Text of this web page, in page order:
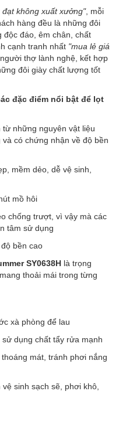
không xuất xưởng", mỗi
hàng đều là những đôi
độc đáo, êm chân, chất
cạnh tranh nhất "mua lẻ giá
thợ lành nghệ, kết hợp
đôi giày chất lượng tốt
đặc điểm nổi bật để lọt
những nguyên vật liệu
có chứng nhận về độ bền
mềm dẻo, dễ vệ sinh,
mồ hôi
chống trượt, vì vậy mà các
tâm sử dụng
bền cao
SY0638H là trọng
thoải mái trong từng
xà phòng để lau
dụng chất tẩy rửa mạnh
mát, tránh phơi nắng
sinh sạch sẽ, phơi khô,